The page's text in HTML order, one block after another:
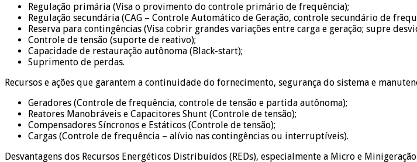
Regulação primária (Visa o provimento do controle primário de frequência);
Regulação secundária (CAG – Controle Automático de Geração, controle secundário de
Reserva para contingências (Visa cobrir grandes variações entre carga e geração; supre
Controle de tensão (suporte de reativo);
Capacidade de restauração autônoma (Black-start);
Suprimento de perdas.
Recursos e ações que garantem a continuidade do fornecimento, segurança do sistema e
Geradores (Controle de frequência, controle de tensão e partida autônoma);
Reatores Manobráveis e Capacitores Shunt (Controle de tensão);
Compensadores Síncronos e Estáticos (Controle de tensão);
Cargas (Controle de frequência – alívio nas contingências ou interruptíveis).
Desvantagens dos Recursos Energéticos Distribuídos (REDs), especialmente a Micro e